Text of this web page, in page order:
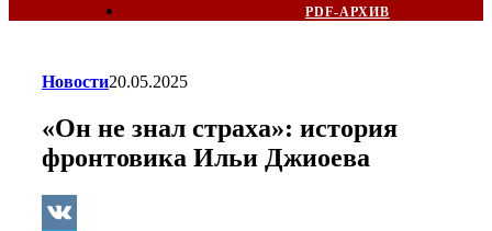
PDF-АРХИВ
Новости20.05.2025
«Он не знал страха»: история
фронтовика Ильи Джиоева